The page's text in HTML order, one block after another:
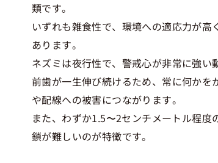
類です。
いずれも雑食性で、環境への適応力が
あります。
ネズミは夜行性で、警戒心が非常に強い
前歯が一生伸び続けるため、常に何か
や配線への被害につながります。
また、わずか1.5〜2センチメートル程
鎖が難しいのが特徴です。